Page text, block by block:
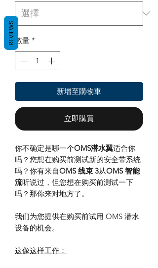
數量 *
新增至購物車
立即購買
你不确定是哪一个OMS潜水翼适合你
吗？您想在购买前测试新的安全带系统
吗？你有来自OMS 线束 3从OMS 智能
流听说过，但您想在购买前测试一下
吗？那你来对地方了。
我们为您提供在购买前试用 OMS 潜水
设备的机会。
这像这样工作：
REVIEWS